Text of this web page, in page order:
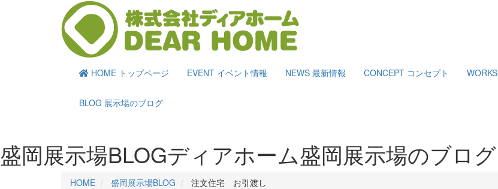
HOME トップページ EVENT イベント情報 NEWS 最新情報 CONCEPT コンセプト WORKS
BLOG 展示場のブログ
盛岡展示場BLOGディアホーム盛岡展示場のブログ
HOME 盛岡展示場BLOG 注文住宅 お引渡し